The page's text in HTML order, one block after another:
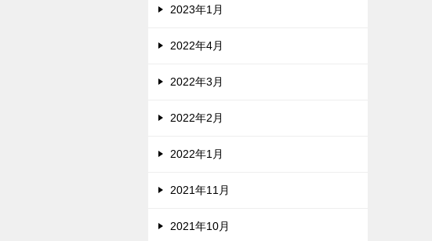
2023年1月
2022年4月
2022年3月
2022年2月
2022年1月
2021年11月
2021年10月